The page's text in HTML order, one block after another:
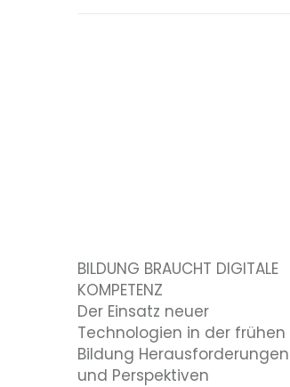
BILDUNG BRAUCHT DIGITALE
KOMPETENZ
Der Einsatz neuer
Technologien in der frühen
Bildung Herausforderungen
und Perspektiven